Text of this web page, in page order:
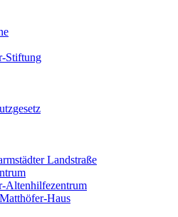
Stiftung
Landstraße
Altenhilfezentrum
Haus